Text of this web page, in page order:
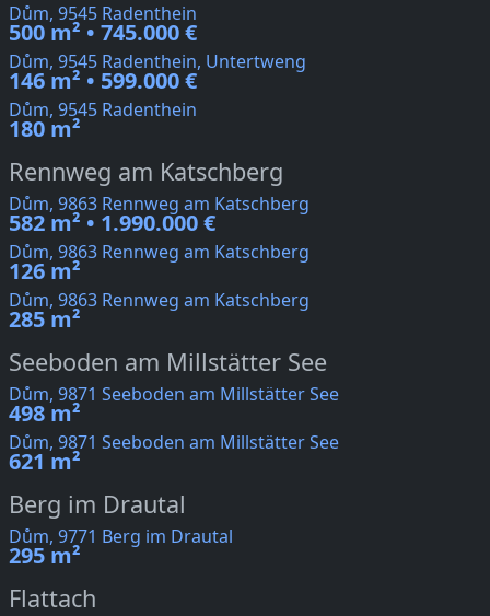
Dům, 9545 Radenthein
500 m² • 745.000 €
Dům, 9545 Radenthein, Untertweng
146 m² • 599.000 €
Dům, 9545 Radenthein
180 m²
Rennweg am Katschberg
Dům, 9863 Rennweg am Katschberg
582 m² • 1.990.000 €
Dům, 9863 Rennweg am Katschberg
126 m²
Dům, 9863 Rennweg am Katschberg
285 m²
Seeboden am Millstätter See
Dům, 9871 Seeboden am Millstätter See
498 m²
Dům, 9871 Seeboden am Millstätter See
621 m²
Berg im Drautal
Dům, 9771 Berg im Drautal
295 m²
Flattach